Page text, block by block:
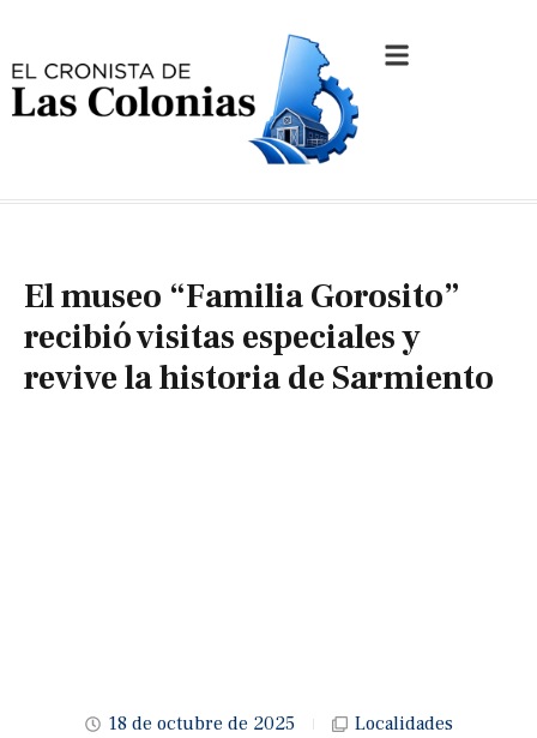
El museo “Familia Gorosito”
recibió visitas especiales y
revive la historia de Sarmiento
18 de octubre de 2025 Localidades